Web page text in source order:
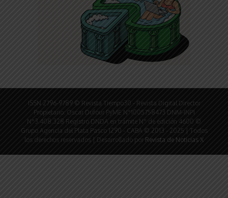
ISSN 2796-9789 © Revista Tiempo30 - Revista Digital Director
Propietario: Oscar Dufour PyME N°1005758473 DNM-INPI
N°3.408.328 Registro DNDA en trámite N° de edición 4600 ©
Grupo Agencia del Plata Pasco 1290 - CABA © 2013 - 2025 | Todos
los derechos reservados | Desarrollado por Revista de Noticias X